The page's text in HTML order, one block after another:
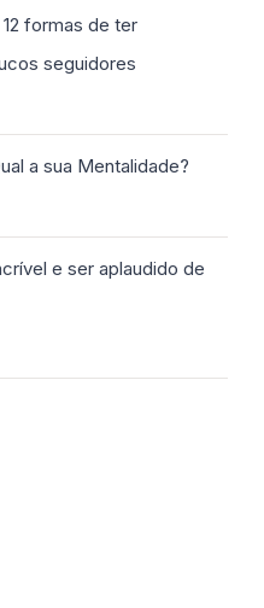
formas de ter
seguidores
a sua Mentalidade?
e ser aplaudido de